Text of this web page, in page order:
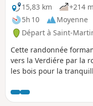
excentré, les paysages
évolutions, ainsi que
sur les villages.
15,83 km +214 m
5h 10
Moyenne
Départ à Saint-
Cette randonnée
vers la Verdiére par la
les bois pour la